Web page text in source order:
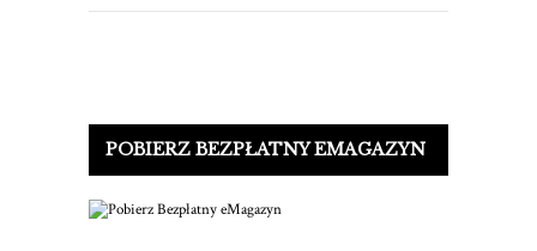
POBIERZ BEZPŁATNY EMAGAZYN